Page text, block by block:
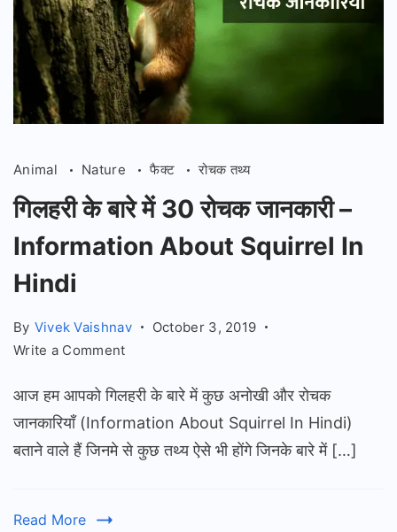
Animal Nature फैक्ट रोचक तथ्य
गिलहरी के बारे में 30 रोचक जानकारी –
Information About Squirrel In
Hindi
By Vivek Vaishnav
October 3, 2019
Write a Commenton
के
बारे
में
30
आज हम आपको गिलहरी के बारे में कुछ अनोखी और रोचक
जानकारियाँ (Information About Squirrel In Hindi)
बताने वाले हैं जिनमे से कुछ तथ्य ऐसे भी होंगे जिनके बारे में […]
Read More